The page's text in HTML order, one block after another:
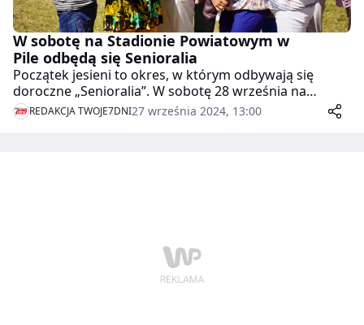
W sobotę na Stadionie Powiatowym w
Pile odbędą się Senioralia
Początek jesieni to okres, w którym odbywają się
doroczne „Senioralia”. W sobotę 28 września na
Stadionie Powiatowym przy ul. Okrzei 4 w Pile,
odbędzie się uroczyste przekazanie kluczy do miasta
REDAKCJA TWOJE7DNI27 września 2024, 13:00